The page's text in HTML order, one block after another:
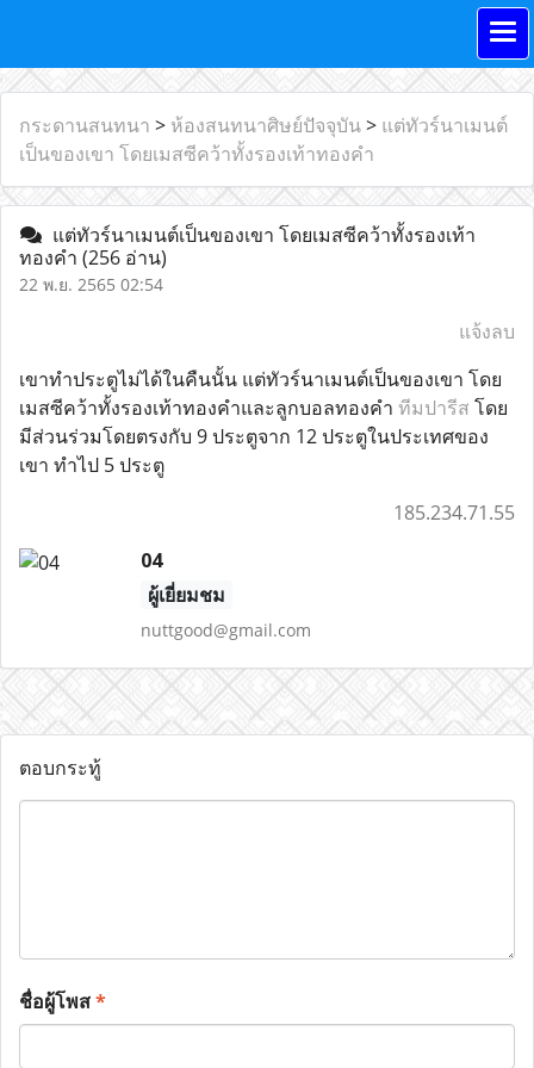
กระดานสนทนา > ห้องสนทนาศิษย์ปัจจุบัน> แต่ทัวร์นาเมนต์
เป็นของเขา โดยเมสซีคว้าทั้งรองเท้าทองคำ
แต่ทัวร์นาเมนต์เป็นของเขา โดยเมสซีคว้าทั้งรองเท้า
ทองคำ (256 อ่าน)
22 พ.ย. 2565 02:54
แจ้งลบ
เขาทำประตูไม่ได้ในคืนนั้น แต่ทัวร์นาเมนต์เป็นของเขา โดย
เมสซีคว้าทั้งรองเท้าทองคำและลูกบอลทองคำ ทีมปารีส โดย
มีส่วนร่วมโดยตรงกับ 9 ประตูจาก 12 ประตูในประเทศของ
เขา ทำไป 5 ประตู
185.234.71.55
04
ผู้เยี่ยมชม
nuttgood@gmail.com
ตอบกระทู้
ชื่อผู้โพส*